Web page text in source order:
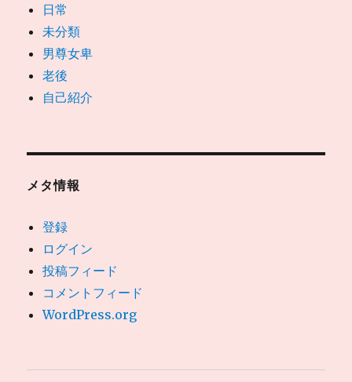
日常
未分類
男尊女卑
老後
自己紹介
メタ情報
登録
ログイン
投稿フィード
コメントフィード
WordPress.org